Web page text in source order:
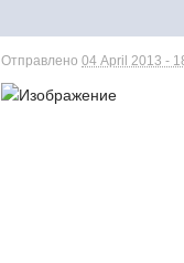
Отправлено04 April 2013 -